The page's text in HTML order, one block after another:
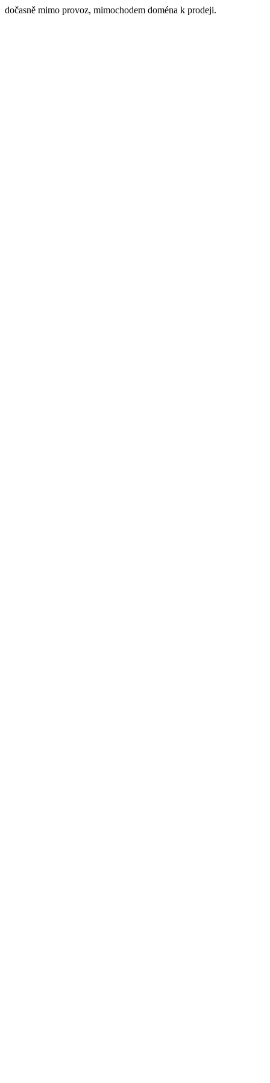
dočasně mimo provoz, mimochodem doména k prodeji.